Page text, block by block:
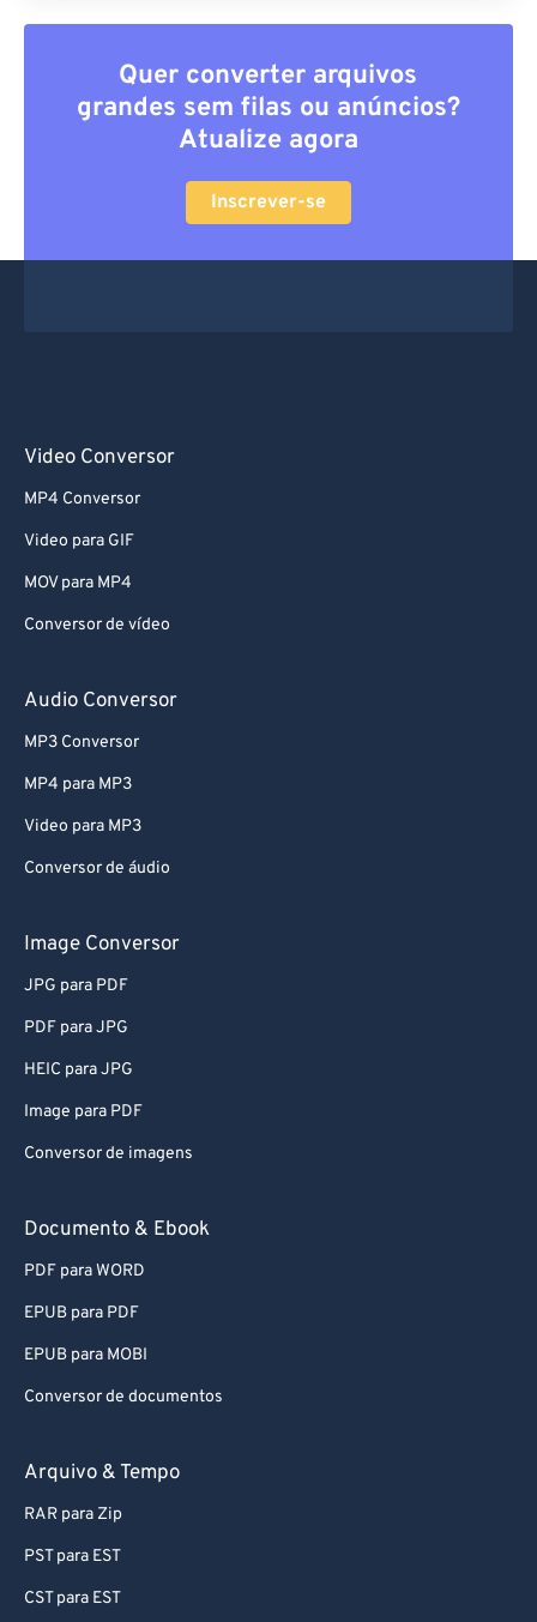
Quer converter arquivos
grandes sem filas ou anúncios?
Atualize agora
Inscrever-se
Video Conversor
MP4 Conversor
Video para GIF
MOV para MP4
Conversor de vídeo
Audio Conversor
MP3 Conversor
MP4 para MP3
Video para MP3
Conversor de áudio
Image Conversor
JPG para PDF
PDF para JPG
HEIC para JPG
Image para PDF
Conversor de imagens
Documento & Ebook
PDF para WORD
EPUB para PDF
EPUB para MOBI
Conversor de documentos
Arquivo & Tempo
RAR para Zip
PST para EST
CST para EST